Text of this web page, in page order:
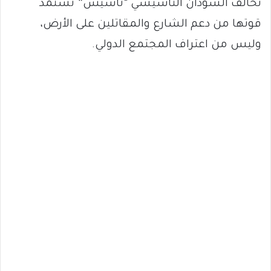
تحالف السودان التأسيسي “تأسيس” تستمد
قوتها من دعم الشارع والمقاتلين على الأرض،
وليس من اعتراف المجتمع الدولي.